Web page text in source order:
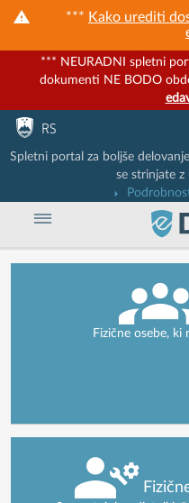
*** Kako urediti
*** NEURADNI spletni
dokumenti NE BODO
Nadaljuj na vsebino
Nadaljuj na vsebino zaprtega portala
RS
Spletni portal za boljše
se strinjate
Fizične osebe, ki